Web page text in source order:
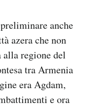
anche
azera che non
regione del
tra Armenia
era Agdam,
e ora